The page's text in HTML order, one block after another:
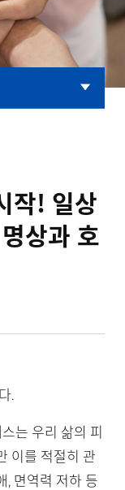
작! 일상
상과 호
.
는 우리 삶의 피
이를 적절히 관
, 면역력 저하 등